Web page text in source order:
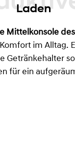
Laden
Mittelkonsole
im Alltag.
Getränkehalter
für ein